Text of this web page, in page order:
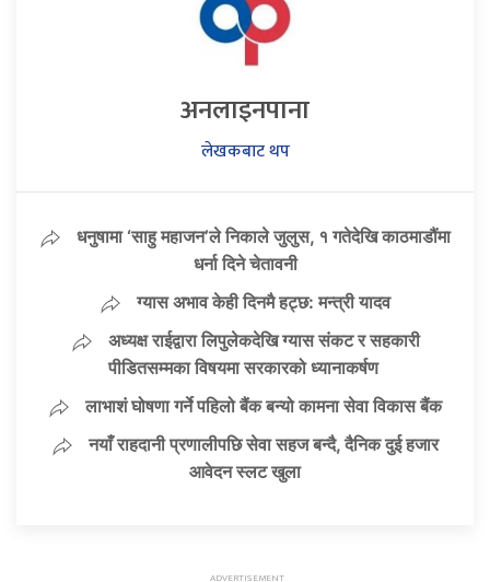
अनलाइनपाना
लेखकबाट थप
धनुषामा ‘साहु महाजन’ले निकाले जुलुस, १ गतेदेखि काठमाडौंमा
धर्ना दिने चेतावनी
ग्यास अभाव केही दिनमै हट्छ: मन्त्री यादव
अध्यक्ष राईद्वारा लिपुलेकदेखि ग्यास संकट र सहकारी
पीडितसम्मका विषयमा सरकारको ध्यानाकर्षण
लाभाशं घोषणा गर्ने पहिलो बैंक बन्यो कामना सेवा विकास बैंक
नयाँ राहदानी प्रणालीपछि सेवा सहज बन्दै, दैनिक दुई हजार
आवेदन स्लट खुला